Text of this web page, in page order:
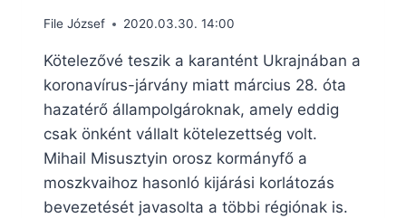
File József 2020.03.30. 14:00
Kötelezővé teszik a karantént Ukrajnában a
koronavírus-járvány miatt március 28. óta
hazatérő állampolgároknak, amely eddig
csak önként vállalt kötelezettség volt.
Mihail Misusztyin orosz kormányfő a
moszkvaihoz hasonló kijárási korlátozás
bevezetését javasolta a többi régiónak is.